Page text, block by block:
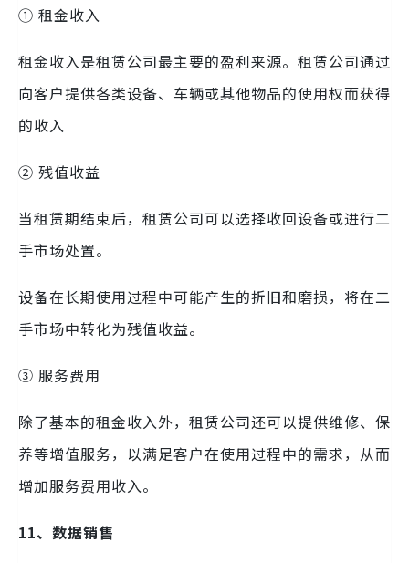
① 租金收入
租金收入是租赁公司最主要的盈利来源。租赁公司通过
向客户提供各类设备、车辆或其他物品的使用权而获得
的收入
② 残值收益
当租赁期结束后，租赁公司可以选择收回设备或进行二
手市场处置。
设备在长期使用过程中可能产生的折旧和磨损，将在二
手市场中转化为残值收益。
③ 服务费用
除了基本的租金收入外，租赁公司还可以提供维修、保
养等增值服务，以满足客户在使用过程中的需求，从而
增加服务费用收入。
11、数据销售